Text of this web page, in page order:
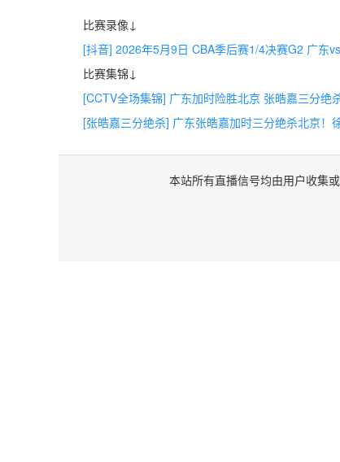
比赛录像↓
[抖音] 2026年5月9日 CBA季后赛1/4决赛G2 广东
比赛集锦↓
[CCTV全场集锦] 广东加时险胜北京 张皓嘉三分绝
[张皓嘉三分绝杀] 广东张皓嘉加时三分绝杀北京！
本站所有直播信号均由用户收集